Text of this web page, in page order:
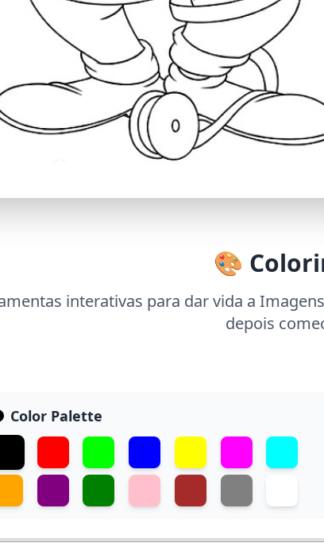
🎨
interativas para dar vida a
depois
Color Palette